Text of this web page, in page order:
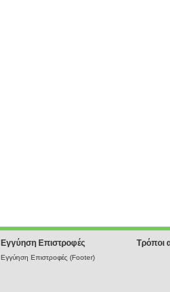
Εγγύηση Επιστροφές
Εγγύηση Επιστροφές (Footer)
Τρόποι